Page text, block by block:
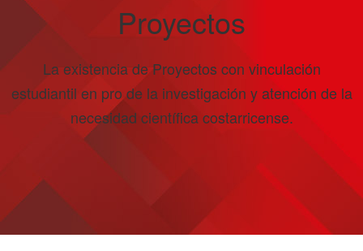
Proyectos
La existencia de Proyectos con vinculación
estudiantil en pro de la investigación y atención de la
necesidad científica costarricense.